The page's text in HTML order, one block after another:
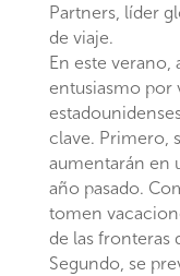
Partners, líder
de viaje.
En este verano,
entusiasmo por
clave. Primero,
aumentarán en
año pasado.
tomen
de las fronteras
Segundo, se